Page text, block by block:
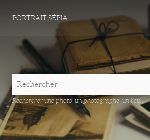
PORTRAIT SÉPIA
Rechercher une photo, un photographe, un lieu...